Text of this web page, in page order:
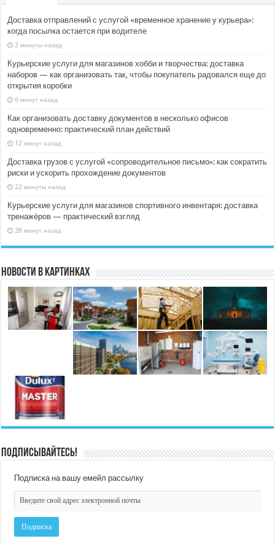
Доставка отправлений с услугой «временное хранение у курьера»:
когда посылка остается при водителе
2 минуты назад
Курьерские услуги для магазинов хобби и творчества: доставка
наборов — как организовать так, чтобы покупатель радовался еще до
открытия коробки
6 минут назад
Как организовать доставку документов в несколько офисов
одновременно: практический план действий
12 минут назад
Доставка грузов с услугой «сопроводительное письмо»: как сократить
риски и ускорить прохождение документов
22 минуты назад
Курьерские услуги для магазинов спортивного инвентаря: доставка
тренажёров — практический взгляд
28 минут назад
Новости в картинках
Подписывайтесь!
Подписка на вашу емейл рассылку